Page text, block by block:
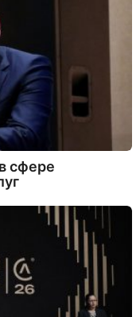
сфере